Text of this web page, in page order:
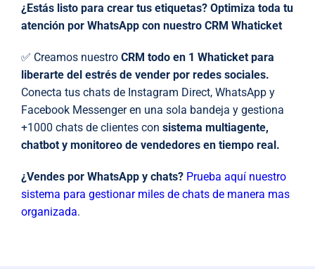
¿Estás listo para crear tus etiquetas? Optimiza toda tu
atención por WhatsApp con nuestro CRM Whaticket
✅ Creamos nuestro CRM todo en 1 Whaticket para
liberarte del estrés de vender por redes sociales.
Conecta tus chats de Instagram Direct, WhatsApp y
Facebook Messenger en una sola bandeja y gestiona
+1000 chats de clientes con sistema multiagente,
chatbot y monitoreo de vendedores en tiempo real.
¿Vendes por WhatsApp y chats? Prueba aquí nuestro
sistema para gestionar miles de chats de manera mas
organizada.